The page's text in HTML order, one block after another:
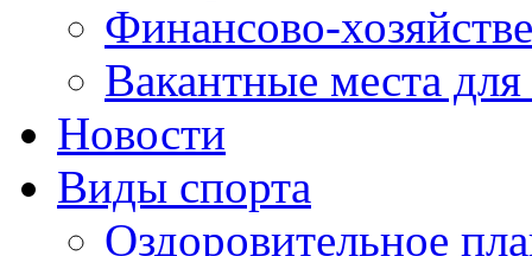
Финансово-
Вакантные места
Новости
Виды спорта
Оздоровительное